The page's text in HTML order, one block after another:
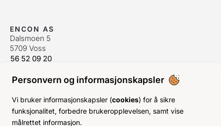
Personvern og informasjonskapsler
Vi bruker informasjonskapsler (cookies) for å sikre
funksjonalitet, forbedre brukeropplevelsen, samt vise
målrettet informasjon.
ENCON AS
Dalsmoen 5
5709 Voss
56 52 09 20
ÅPNINGSTIDER ORDREKONTOR
Man-Fre:08–16
Lør-Søn: Stengt
Helligdager:Stengt